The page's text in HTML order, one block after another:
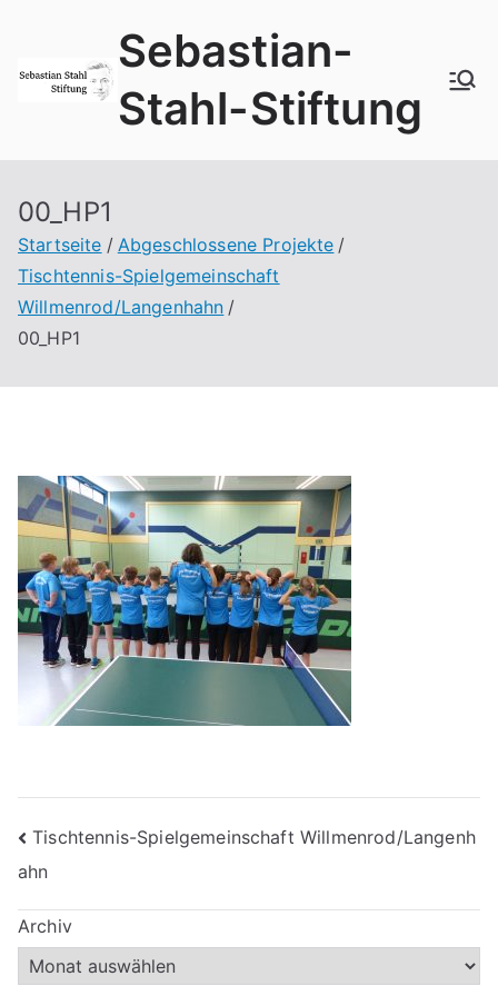
springen
Sebastian-
Stahl-Stiftung
00_HP1
Startseite
Abgeschlossene Projekte
Tischtennis-Spielgemeinschaft
Willmenrod/Langenhahn
00_HP1
Beitragsnavigation
Tischtennis-Spielgemeinschaft Willmenrod/Langenh
ahn
Archiv